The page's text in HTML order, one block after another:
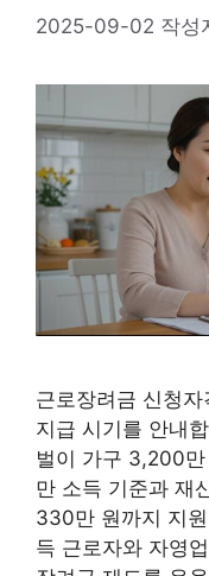
2025-09-02 작성
근로장려금 신청
지급 시기를 안내
벌이 가구 3,200
만 소득 기준과 재
330만 원까지 지
득 근로자와 자영